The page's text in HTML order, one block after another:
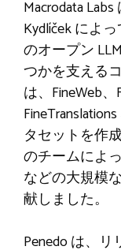
Macrodata
Kydlíček によ
のオープン
つかを支える
は、FineWeb、
タセットを作
のチームによ
などの大規模
献しました。
Penedo は、